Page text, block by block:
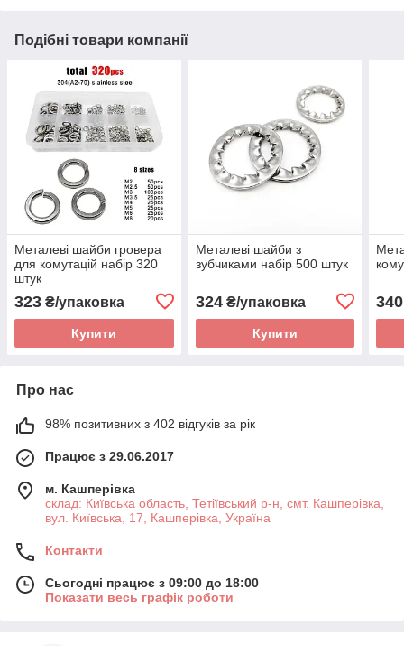
Подібні товари компанії
Металеві шайби гровера
для комутацій набір 320
штук
323 ₴/упаковка
Купити
Металеві шайби з
зубчиками набір 500 штук
324₴/упаковка
Купити
340
Про нас
98% позитивних з 402 відгуків за рік
Працює з 29.06.2017
м. Кашперівка
склад: Київська область, Тетіївський р-н, смт. Кашперівка,
вул. Київська, 17, Кашперівка, Україна
Контакти
Сьогодні працює з 09:00 до 18:00
Показати весь графік роботи